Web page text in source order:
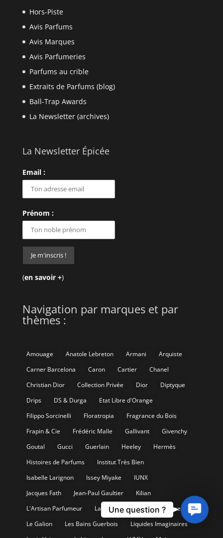
Hors-Piste
Avis Parfums
Avis Marques
Avis Parfumeries
Parfums au crible
Extraits de Parfums (blog)
Ball-Trap Awards
La Newsletter (archives)
La Newsletter Épicée
Email :
Prénom :
(en savoir +)
Navigation par marques et par
thèmes :
Amouage Anatole Lebreton Armani
Arquiste
Carner Barcelona
Caron Cartier
Chanel
Christian Dior
Collection Privée Dior
Diptyque
Drips
DS & Durga
Etat Libre d'Orange
Filippo Sorcinelli
Floratropia
Fragrance du Bois
Frapin & Cie
Frédéric Malle Gallivant
Givenchy
Goutal
Gucci Guerlain Heeley
Hermès
Histoires de Parfums
Institut Très Bien
Isabelle Larignon
Issey Miyake
IUNX
Jacques Fath
Jean-Paul Gaultier
Kilian
L'Artisan Parfumeur
Lancôme
Laurent Mazzone
Le Galion
Les Bains Guerbois
Liquides Imaginaires
Contact
Une question ?